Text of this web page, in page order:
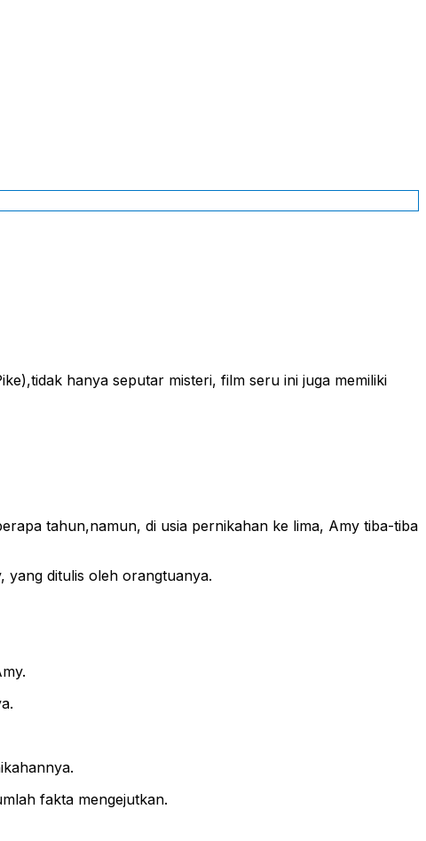
hanya seputar misteri, film seru ini juga memiliki
tahun,namun, di usia pernikahan ke lima, Amy tiba-tiba
yang ditulis oleh orangtuanya.
fakta mengejutkan.